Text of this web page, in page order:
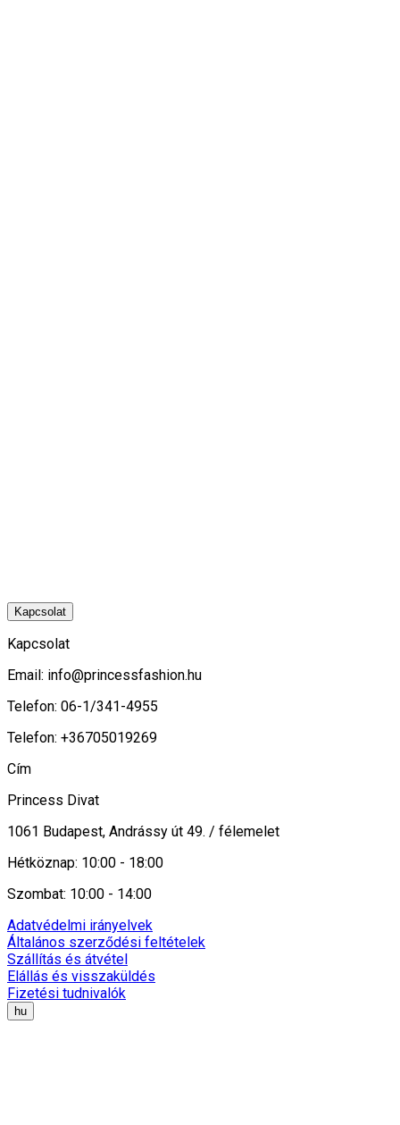
Kapcsolat
Kapcsolat
Email: info@princessfashion.hu
Telefon: 06-1/341-4955
Telefon: +36705019269
Cím
Princess Divat
1061 Budapest, Andrássy út 49. / félemelet
Hétköznap: 10:00 - 18:00
Szombat: 10:00 - 14:00
Adatvédelmi irányelvek
Általános szerződési feltételek
Szállítás és átvétel
Elállás és visszaküldés
Fizetési tudnivalók
hu